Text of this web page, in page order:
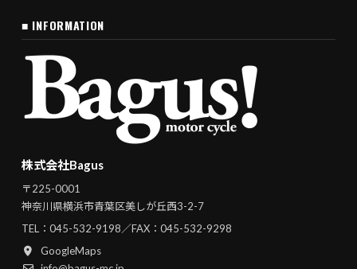
■ INFORMATION
株式会社Bagus
〒225-0001
神奈川県横浜市青葉区美しが丘西3-2-7
TEL： 045-532-9198／FAX：045-532-9298
GoogleMaps